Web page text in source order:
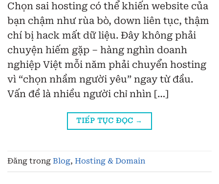
Chọn sai hosting có thể khiến website của
bạn chậm như rùa bò, down liên tục, thậm
chí bị hack mất dữ liệu. Đây không phải
chuyện hiếm gặp – hàng nghìn doanh
nghiệp Việt mỗi năm phải chuyển hosting
vì “chọn nhầm người yêu” ngay từ đầu.
Vấn đề là nhiều người chỉ nhìn […]
TIẾP TỤC ĐỌC →
Đăng trong Blog, Hosting & Domain